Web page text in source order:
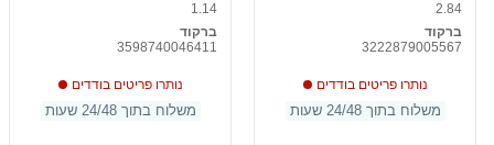
1.14
ברקוד
3598740046411
נותרו פריטים בודדים
משלוח בתוך 24/48 שעות
2.84
ברקוד
3222879005567
נותרו פריטים בודדים
משלוח בתוך 24/48 שעות